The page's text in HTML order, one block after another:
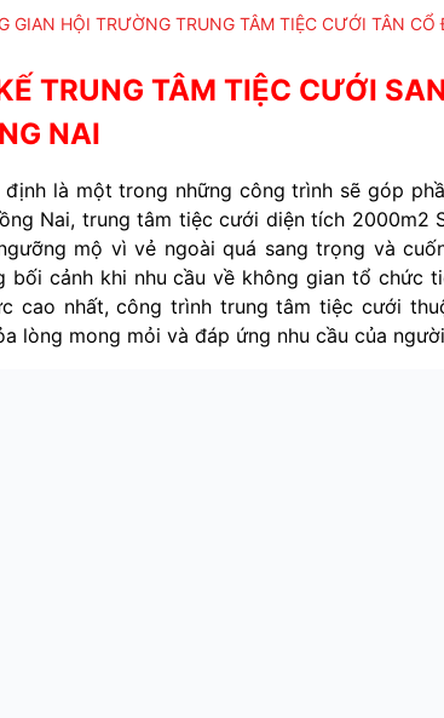
GIAN HỘI TRƯỜNG TRUNG TÂM TIỆC CƯỚI TÂN
TRUNG TÂM TIỆC CƯỚI
NAI
là một trong những công trình sẽ góp
Nai, trung tâm tiệc cưới diện tích 2000m2
mộ vì vẻ ngoài quá sang trọng và
bối cảnh khi nhu cầu về không gian tổ chức
cao nhất, công trình trung tâm tiệc cưới
lòng mong mỏi và đáp ứng nhu cầu của